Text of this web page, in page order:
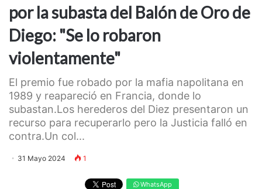
por la subasta del Balón de Oro de
Diego: "Se lo robaron
violentamente"
El premio fue robado por la mafia napolitana en
1989 y reapareció en Francia, donde lo
subastan.Los herederos del Diez presentaron un
recurso para recuperarlo pero la Justicia falló en
contra.Un col...
31 Mayo 2024 1
WhatsApp